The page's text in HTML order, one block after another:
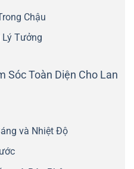
Chậu
Tưởng
Sóc Toàn Diện Cho Lan
và Nhiệt Độ